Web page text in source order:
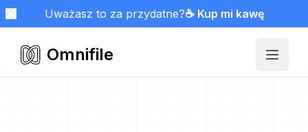
Uważasz to za przydatne?☕ Kup mi kawę
Omnifile